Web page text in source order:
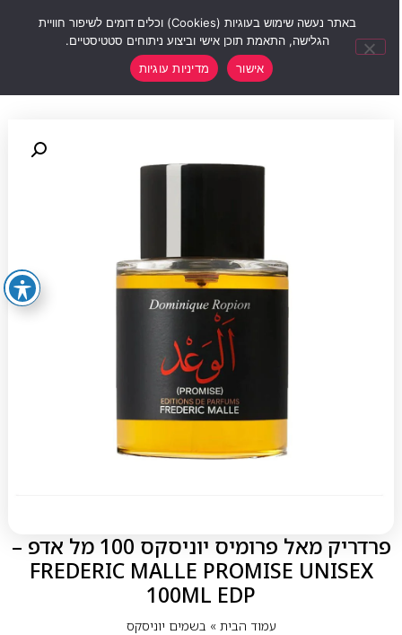
פרדריק מאל פרומיס יוניסקס 100 מל אדפ –
FREDERIC MALLE PROMISE UNISEX
100ML EDP
עמוד הבית» בשמים יוניסקס
באתר נעשה שימוש בעוגיות (Cookies) וכלים דומים לשיפור חוויית
הגלישה, התאמת תוכן אישי וביצוע ניתוחים סטטיסטיים.
אישור
מדיניות עוגיות